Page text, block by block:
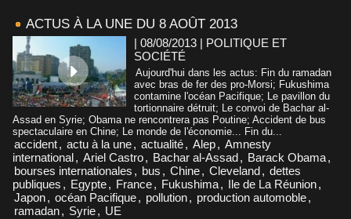
ACTUS À LA UNE DU 8 AOÛT 2013
| 08/08/2013 | POLITIQUE ET
SOCIÉTÉ
Aujourd'hui dans les actus: Fin du ramadan
avec bras de fer des pro-Morsi; Fukushima
contamine l'océan Pacifique; Le pavillon du
tortionnaire détruit; Le convoi de Bachar al-
Assad en Syrie; Obama ne rencontrera pas Poutine; Accident de bus
spectaculaire en Chine; Le monde de l'économie... Fin du...
accident, actu à la une, actualité, Alep, Amnesty
international, Ariel Castro, Bachar al-Assad, Barack Obama,
bourses internationales , bus , Chine, Cleveland, dettes
publiques , Egypte, France, Fukushima, Ile de La Réunion,
Japon, océan Pacifique, pollution, production automoble,
ramadan, Syrie, UE